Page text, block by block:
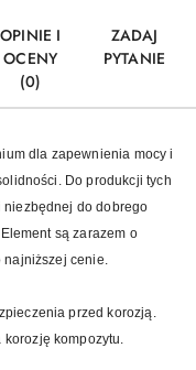
OPINIE I
OCENY
(0)
ZADAJ
PYTANIE
dla zapewnienia mocy i
Do produkcji tych
niezbędnej do dobrego
są zarazem o
najniższej cenie.
przed korozją.
kompozytu.